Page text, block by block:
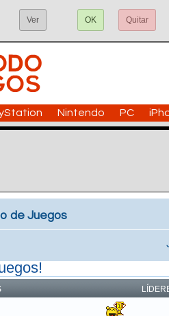
Ver OK Quitar
Nintendo PC
de Juegos